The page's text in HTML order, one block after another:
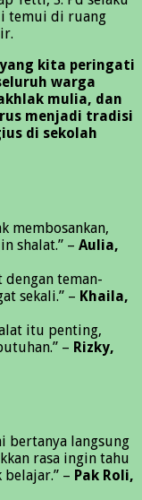
temui di ruang
yang kita peringati
warga
mulia, dan
menjadi tradisi
di sekolah
membosankan,
shalat.” – Aulia,
dengan teman-
sekali.” – Khaila,
itu penting,
– Rizky,
bertanya langsung
rasa ingin tahu
– Pak Roli,